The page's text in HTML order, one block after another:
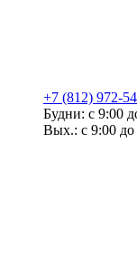
+7 (812) 972-
Будни: с 9:00
Вых.: с 9:00 до